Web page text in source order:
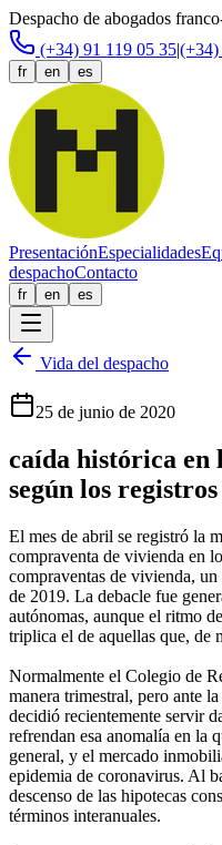
Despacho de abogados
(+34) 91 119 05 35|(+34)
fr en es
PresentaciónEspecialidades
despachoContacto
fr en es
Vida del despacho
25 de junio de 2020
caída histórica en
según los
El mes de abril se registró la
compraventa de vivienda en
compraventas de vivienda,
de 2019. La debacle fue
autónomas, aunque el ritmo
triplica el de aquellas que, de
Normalmente el Colegio de
manera trimestral, pero ante
decidió recientemente servir
refrendan esa anomalía en la
general, y el mercado
epidemia de coronavirus. Al
descenso de las hipotecas
términos interanuales.